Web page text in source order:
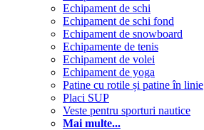
Echipament de schi
Echipament de schi fond
Echipament de snowboard
Echipamente de tenis
Echipament de volei
Echipament de yoga
Patine cu rotile și patine în linie
Placi SUP
Veste pentru sporturi nautice
Mai multe...